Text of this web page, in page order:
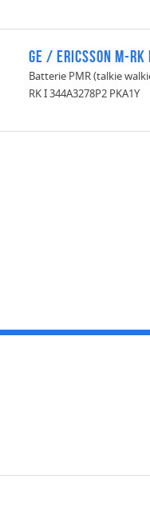
GE / ERICSSON M-
Batterie PMR (talkie
RK I 344A3278P2 PKA1Y